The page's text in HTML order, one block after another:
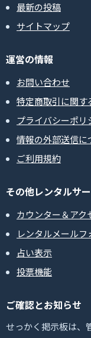
最新の投稿
サイトマップ
運営の情報
お問い合わせ
特定商取引に関す
プライバシーポリ
情報の外部送信に
ご利用規約
その他レンタルサ
カウンター＆アク
レンタルメールフ
占い表示
投票機能
ご確認とお知らせ
せっかく掲示板は、